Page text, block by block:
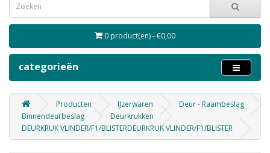
0 product(en) - €0,00
categorieën
Producten IJzerwaren
Deur - Raambeslag
Binnendeurbeslag
Deurkrukken
DEURKRUK VLINDER/F1/BLISTERDEURKRUK VLINDER/F1/BLISTER